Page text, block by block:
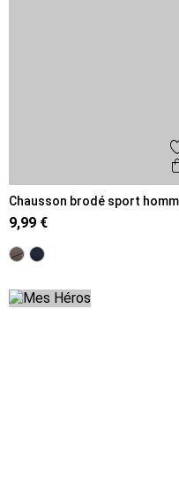
Chausson brodé sport
(40-46)
9,99 €